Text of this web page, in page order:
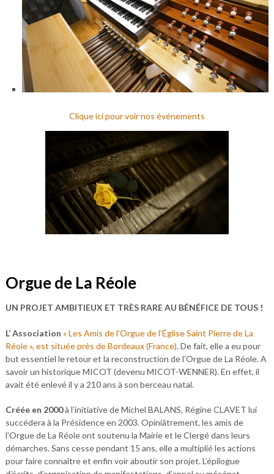
Clique ici pour voir nos événements
Orgue de La Réole
UN PROJET AMBITIEUX ET TRÈS RARE AU BÉNÉFICE DE TOUS !
L’ Association « Les Amis de l’Orgue de l’Église Saint Pierre de La
Réole », est située près de Bordeaux (France). De fait, elle a eu pour
but essentiel le retour et la reconstruction de l’Orgue de La Réole. A
savoir un historique MICOT (devenu MICOT-WENNER). En effet, il
avait été enlevé il y a 210 ans à son berceau natal.
Créée en 2000à l’initiative de Michel BALANS, Régine CLAVET lui
succédera à la Présidence en 2003. Opiniâtrement, les amis de
l’Orgue de La Réole ont soutenu la Mairie et le Clergé dans leurs
démarches. Sans cesse pendant 15 ans, elle a multiplié les actions
pour faire connaître et enfin voir aboutir son projet. L’épilogue